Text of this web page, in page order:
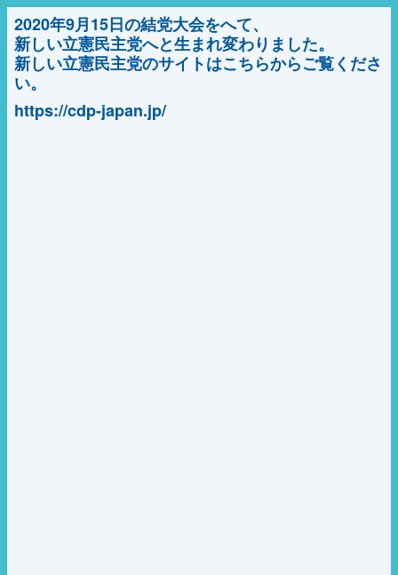
2020年9月15日の結党大会をへて、
新しい立憲民主党へと生まれ変わりました。
新しい立憲民主党のサイトはこちらからご覧くださ
い。
https://cdp-japan.jp/